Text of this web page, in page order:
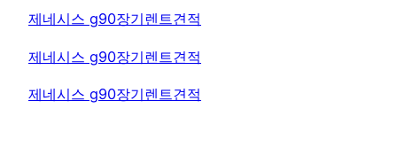
제네시스 g90장기렌트견적
제네시스 g90장기렌트견적
제네시스 g90장기렌트견적